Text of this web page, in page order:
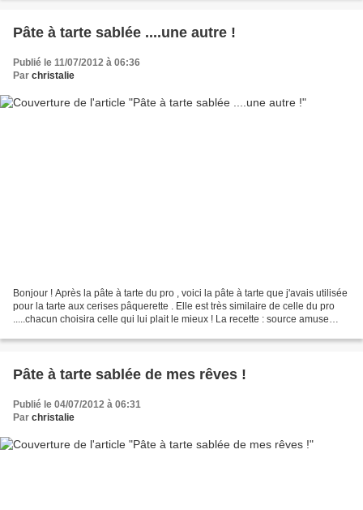
Pâte à tarte sablée ....une autre !
Publié le 11/07/2012 à 06:36
Par christalie
Bonjour ! Après la pâte à tarte du pro , voici la pâte à tarte que j'avais utilisée
pour la tarte aux cerises pâquerette . Elle est très similaire de celle du pro
.....chacun choisira celle qui lui plait le mieux ! La recette : source amuse
Pâte à tarte sablée de mes rêves !
Publié le 04/07/2012 à 06:31
Par christalie